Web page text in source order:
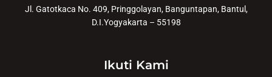
Jl. Gatotkaca No. 409, Pringgolayan, Banguntapan, Bantul,
D.I.Yogyakarta – 55198
Ikuti Kami